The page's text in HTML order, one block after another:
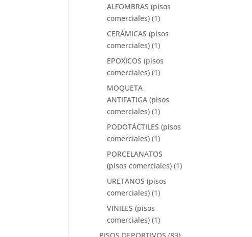
ALFOMBRAS (pisos
comerciales) (1)
CERÁMICAS (pisos
comerciales) (1)
EPOXICOS (pisos
comerciales) (1)
MOQUETA
ANTIFATIGA (pisos
comerciales) (1)
PODOTÁCTILES (pisos
comerciales) (1)
PORCELANATOS
(pisos comerciales) (1)
URETANOS (pisos
comerciales) (1)
VINILES (pisos
comerciales) (1)